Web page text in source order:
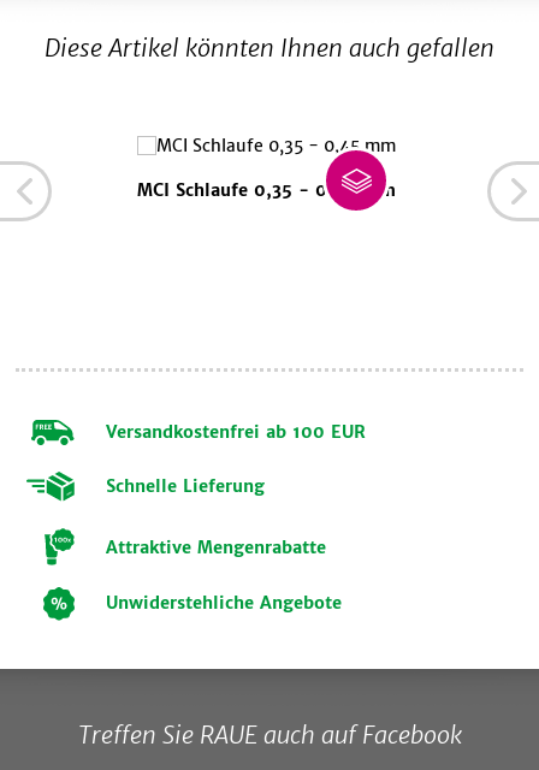
Diese Artikel könnten Ihnen auch gefallen
MCI Schlaufe 0,35 - 0,45 mm
Versandkostenfrei ab 100 EUR
Schnelle Lieferung
Attraktive Mengenrabatte
Unwiderstehliche Angebote
Treffen Sie RAUE auch auf Facebook